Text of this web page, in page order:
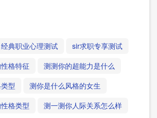
经典职业心理测试
sir求职专享测试
格特征
测测你的超能力是什么
型
测你是什么风格的女生
格类型
测一测你人际关系怎么样